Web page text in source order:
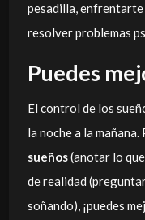
pesadilla, enfrentarte
resolver problemas
Puedes
El control de los
la noche a la
sueños(anotar lo que
de realidad
soñando), ¡puedes